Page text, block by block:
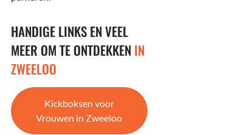
HANDIGE LINKS EN VEEL
MEER OM TE ONTDEKKENIN
ZWEELOO
Kickboksen voor
Vrouwen in Zweeloo